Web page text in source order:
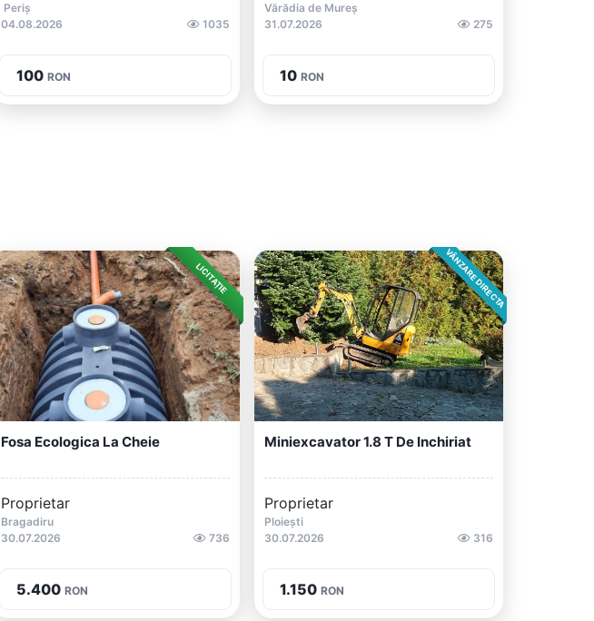
Periș
04.08.2026
1035
100 RON
Vărădia de Mureș
31.07.2026
275
10 RON
LICITAȚIE
Fosa Ecologica La Cheie
Proprietar
Bragadiru
30.07.2026
736
5.400 RON
VÂNZARE DIRECTA
Miniexcavator 1.8 T De Inchiriat
Proprietar
Ploiești
30.07.2026
316
1.150 RON